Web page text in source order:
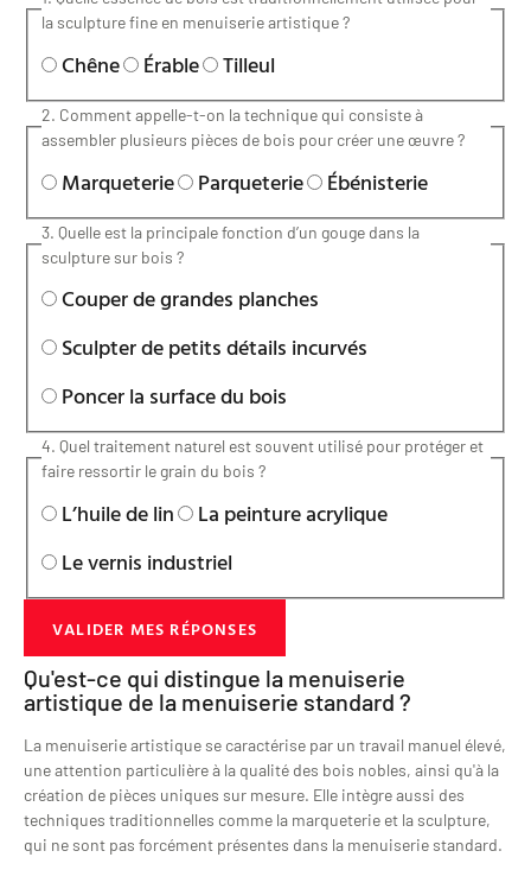
la sculpture fine en menuiserie artistique ?
Chêne Érable Tilleul
2. Comment appelle-t-on la technique qui consiste à
assembler plusieurs pièces de bois pour créer une œuvre ?
Marqueterie Parqueterie Ébénisterie
3. Quelle est la principale fonction d’un gouge dans la
sculpture sur bois ?
Couper de grandes planches
Sculpter de petits détails incurvés
Poncer la surface du bois
4. Quel traitement naturel est souvent utilisé pour protéger et
faire ressortir le grain du bois ?
L’huile de lin
La peinture acrylique
Le vernis industriel
VALIDER MES RÉPONSES
Qu'est-ce qui distingue la menuiserie
artistique de la menuiserie standard ?
La menuiserie artistique se caractérise par un travail manuel élevé,
une attention particulière à la qualité des bois nobles, ainsi qu'à la
création de pièces uniques sur mesure. Elle intègre aussi des
techniques traditionnelles comme la marqueterie et la sculpture,
qui ne sont pas forcément présentes dans la menuiserie standard.